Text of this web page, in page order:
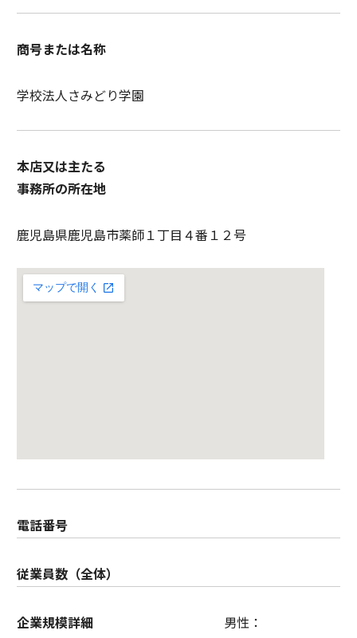
商号または名称
学校法人さみどり学園
本店又は主たる
事務所の所在地
鹿児島県鹿児島市薬師１丁目４番１２号
電話番号
従業員数（全体）
企業規模詳細
男性：